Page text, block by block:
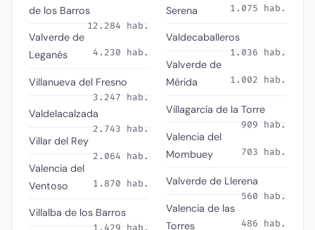
de los Barros
12.284 hab.
Valverde de
Leganés
4.230 hab.
Villanueva del Fresno
3.247 hab.
Valdelacalzada
2.743 hab.
Villar del Rey
2.064 hab.
Valencia del
Ventoso
1.870 hab.
Villalba de los Barros
Serena
1.075 hab.
Valdecaballeros
1.036 hab.
Valverde de
Mérida
1.002 hab.
Villagarcía de la Torre
909 hab.
Valencia del
Mombuey
703 hab.
Valverde de Llerena
560 hab.
Valencia de las
Torres
486 hab.